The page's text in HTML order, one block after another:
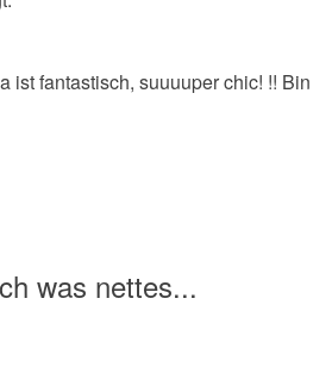
ist fantastisch, suuuuper chic! !! Bin
was nettes...